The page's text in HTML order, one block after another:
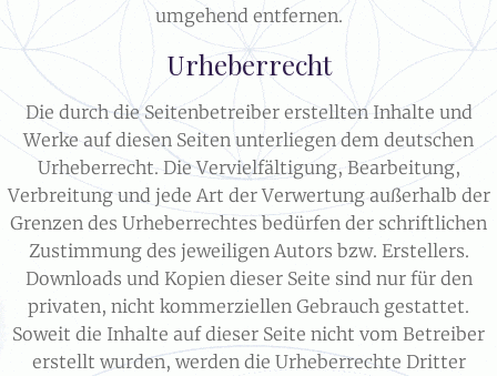
umgehend entfernen.
Urheberrecht​
Die durch die Seitenbetreiber erstellten Inhalte und
Werke auf diesen Seiten unterliegen dem deutschen
Urheberrecht. Die Vervielfältigung, Bearbeitung,
Verbreitung und jede Art der Verwertung außerhalb der
Grenzen des Urheberrechtes bedürfen der schriftlichen
Zustimmung des jeweiligen Autors bzw. Erstellers.
Downloads und Kopien dieser Seite sind nur für den
privaten, nicht kommerziellen Gebrauch gestattet.
Soweit die Inhalte auf dieser Seite nicht vom Betreiber
erstellt wurden, werden die Urheberrechte Dritter